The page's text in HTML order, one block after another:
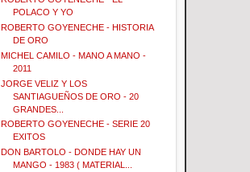
POLACO Y YO
ROBERTO GOYENECHE - HISTORIA
DE ORO
MICHEL CAMILO - MANO A MANO -
2011
JORGE VELIZ Y LOS
SANTIAGUEÑOS DE ORO - 20
GRANDES...
ROBERTO GOYENECHE - SERIE 20
EXITOS
DON BARTOLO - DONDE HAY UN
MANGO - 1983 ( MATERIAL...